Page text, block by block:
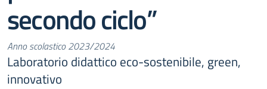
secondo ciclo”
Anno scolastico 2023/2024
Laboratorio didattico eco-sostenibile, green,
innovativo